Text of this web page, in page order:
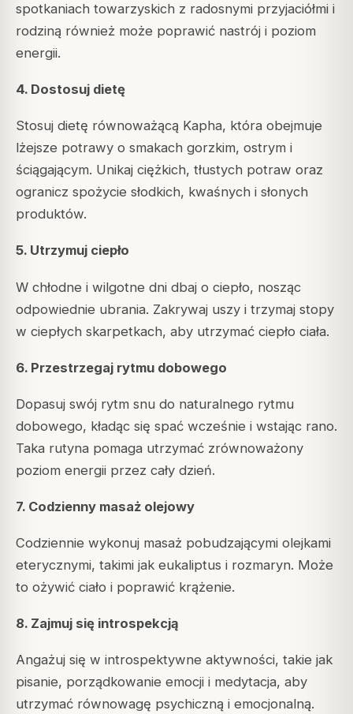
spotkaniach towarzyskich z radosnymi przyjaciółmi i
rodziną również może poprawić nastrój i poziom
energii.
4. Dostosuj dietę
Stosuj dietę równoważącą Kapha, która obejmuje
lżejsze potrawy o smakach gorzkim, ostrym i
ściągającym. Unikaj ciężkich, tłustych potraw oraz
ogranicz spożycie słodkich, kwaśnych i słonych
produktów.
5. Utrzymuj ciepło
W chłodne i wilgotne dni dbaj o ciepło, nosząc
odpowiednie ubrania. Zakrywaj uszy i trzymaj stopy
w ciepłych skarpetkach, aby utrzymać ciepło ciała.
6. Przestrzegaj rytmu dobowego
Dopasuj swój rytm snu do naturalnego rytmu
dobowego, kładąc się spać wcześnie i wstając rano.
Taka rutyna pomaga utrzymać zrównoważony
poziom energii przez cały dzień.
7. Codzienny masaż olejowy
Codziennie wykonuj masaż pobudzającymi olejkami
eterycznymi, takimi jak eukaliptus i rozmaryn. Może
to ożywić ciało i poprawić krążenie.
8. Zajmuj się introspekcją
Angażuj się w introspektywne aktywności, takie jak
pisanie, porządkowanie emocji i medytacja, aby
utrzymać równowagę psychiczną i emocjonalną.